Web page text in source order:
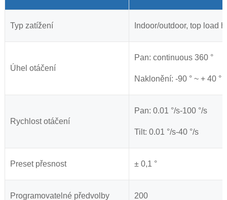
Typ zatížení Indoor/outdoor, top load
Úhel otáčení
Pan: continuous 360 °
Naklonění: -90 ° ~ + 40 °
Rychlost otáčení
Pan: 0.01 °/s-100 °/s
Tilt: 0.01 °/s-40 °/s
Preset přesnost ± 0,1 °
Programovatelné předvolby 200